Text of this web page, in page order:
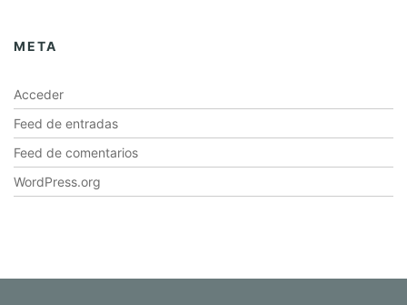
META
Acceder
Feed de entradas
Feed de comentarios
WordPress.org